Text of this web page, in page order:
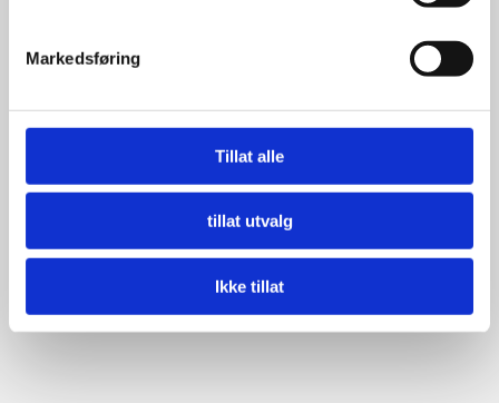
Markedsføring
Tillat alle
tillat utvalg
Ikke tillat